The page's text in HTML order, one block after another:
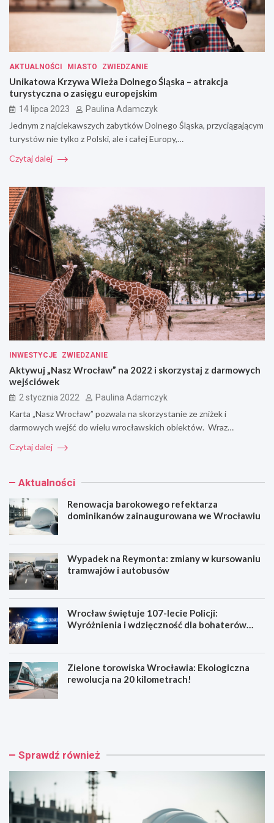
AKTUALNOŚCI MIASTO ZWIEDZANIE
Unikatowa Krzywa Wieża Dolnego Śląska – atrakcja
turystyczna o zasięgu europejskim
14 lipca 2023 Paulina Adamczyk
Jednym z najciekawszych zabytków Dolnego Śląska, przyciągającym
turystów nie tylko z Polski, ale i całej Europy,…
Czytaj dalej
INWESTYCJE ZWIEDZANIE
Aktywuj „Nasz Wrocław” na 2022 i skorzystaj z darmowych
wejściówek
2 stycznia 2022 Paulina Adamczyk
Karta „Nasz Wrocław” pozwala na skorzystanie ze zniżek i
darmowych wejść do wielu wrocławskich obiektów. Wraz…
Czytaj dalej
Aktualności
Renowacja barokowego refektarza
dominikanów zainaugurowana we Wrocławiu
Wypadek na Reymonta: zmiany w kursowaniu
tramwajów i autobusów
Wrocław świętuje 107-lecie Policji:
Wyróżnienia i wdzięczność dla bohaterów
Zielone torowiska Wrocławia: Ekologiczna
rewolucja na 20 kilometrach!
R
a
a
b
a
W
e
a
R
e
Sprawdź również